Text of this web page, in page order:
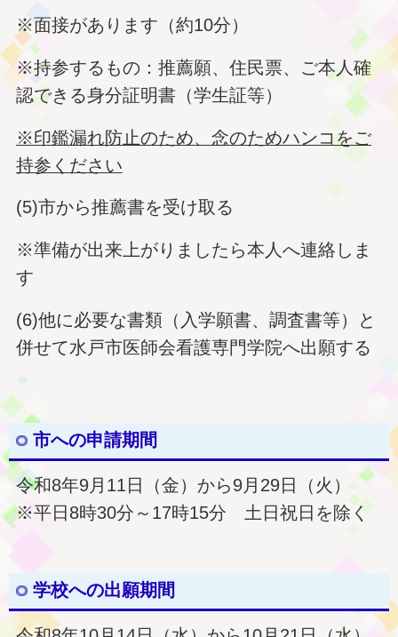
※面接があります（約10分）
※持参するもの：推薦願、住民票、ご本人確
認できる身分証明書（学生証等）
※印鑑漏れ防止のため、念のためハンコをご
持参ください
(5)市から推薦書を受け取る
※準備が出来上がりましたら本人へ連絡しま
す
(6)他に必要な書類（入学願書、調査書等）と
併せて水戸市医師会看護専門学院へ出願する
市への申請期間
令和8年9月11日（金）から9月29日（火）
※平日8時30分～17時15分 土日祝日を除く
学校への出願期間